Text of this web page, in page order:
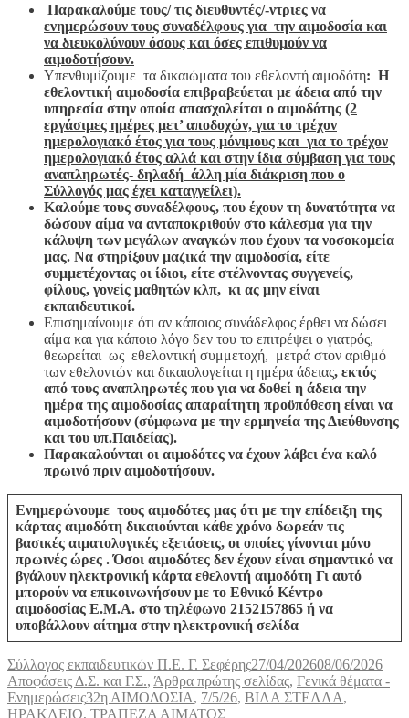
Παρακαλούμε τους/ τις διευθυντές/-ντριες να
ενημερώσουν τους συναδέλφους για την αιμοδοσία και
να διευκολύνουν όσους και όσες επιθυμούν να
αιμοδοτήσουν.
Υπενθυμίζουμε τα δικαιώματα του εθελοντή αιμοδότη: Η
εθελοντική αιμοδοσία επιβραβεύεται με άδεια από την
υπηρεσία στην οποία απασχολείται ο αιμοδότης (2
εργάσιμες ημέρες μετ’ αποδοχών, για το τρέχον
ημερολογιακό έτος για τους μόνιμους και για το τρέχον
ημερολογιακό έτος αλλά και στην ίδια σύμβαση για τους
αναπληρωτές- δηλαδή άλλη μία διάκριση που ο
Σύλλογός μας έχει καταγγείλει).
Καλούμε τους συναδέλφους, που έχουν τη δυνατότητα να
δώσουν αίμα να ανταποκριθούν στο κάλεσμα για την
κάλυψη των μεγάλων αναγκών που έχουν τα νοσοκομεία
μας. Να στηρίξουν μαζικά την αιμοδοσία, είτε
συμμετέχοντας οι ίδιοι, είτε στέλνοντας συγγενείς,
φίλους, γονείς μαθητών κλπ, κι ας μην είναι
εκπαιδευτικοί.
Επισημαίνουμε ότι αν κάποιος συνάδελφος έρθει να δώσει
αίμα και για κάποιο λόγο δεν του το επιτρέψει ο γιατρός,
θεωρείται ως εθελοντική συμμετοχή, μετρά στον αριθμό
των εθελοντών και δικαιολογείται η ημέρα άδειας, εκτός
από τους αναπληρωτές που για να δοθεί η άδεια την
ημέρα της αιμοδοσίας απαραίτητη προϋπόθεση είναι να
αιμοδοτήσουν (σύμφωνα με την ερμηνεία της Διεύθυνσης
και του υπ.Παιδείας).
Παρακαλούνται οι αιμοδότες να έχουν λάβει ένα καλό
πρωινό πριν αιμοδοτήσουν.
Ενημερώνουμε τους αιμοδότες μας ότι με την επίδειξη της
κάρτας αιμοδότη δικαιούνται κάθε χρόνο δωρεάν τις
βασικές αιματολογικές εξετάσεις, οι οποίες γίνονται μόνο
πρωινές ώρες . Όσοι αιμοδότες δεν έχουν είναι σημαντικό να
βγάλουν ηλεκτρονική κάρτα εθελοντή αιμοδότη Γι αυτό
μπορούν να επικοινωνήσουν με το Εθνικό Κέντρο
αιμοδοσίας Ε.Μ.Α. στο τηλέφωνο 2152157865 ή να
υποβάλλουν αίτημα στην ηλεκτρονική σελίδα
Συντάκτης
Σύλλογος εκπαιδευτικών Π.Ε. Γ. ΣεφέρηςΔημοσιεύτηκε
την
27/04/202608/06/2026
Αποφάσεις Δ.Σ. και Γ.Σ., Άρθρα πρώτης σελίδας, Γενικά θέματα -
ΕνημερώσειςΕτικέτες
32η ΑΙΜΟΔΟΣΙΑ, 7/5/26, ΒΙΛΑ ΣΤΕΛΛΑ,
ΗΡΑΚΛΕΙΟ, ΤΡΑΠΕΖΑ ΑΙΜΑΤΟΣ